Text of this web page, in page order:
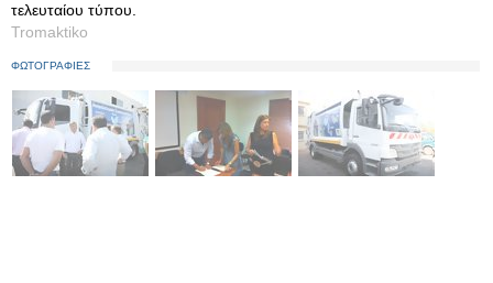
τελευταίου τύπου.
Tromaktiko
ΦΩΤΟΓΡΑΦΙΕΣ